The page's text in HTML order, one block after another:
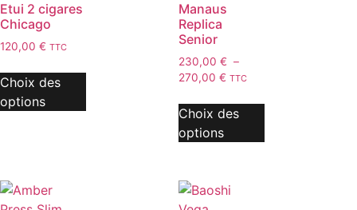
Etui 2 cigares
Chicago
120,00 € TTC
Choix des
options
Manaus
Replica
Senior
230,00 € –
270,00 € TTC
Choix des
options